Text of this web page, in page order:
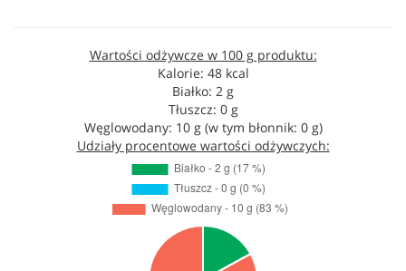
Wartości odżywcze w 100 g produktu:
Kalorie: 48 kcal
Białko: 2 g
Tłuszcz: 0 g
Węglowodany: 10 g (w tym błonnik: 0 g)
Udziały procentowe wartości odżywczych: